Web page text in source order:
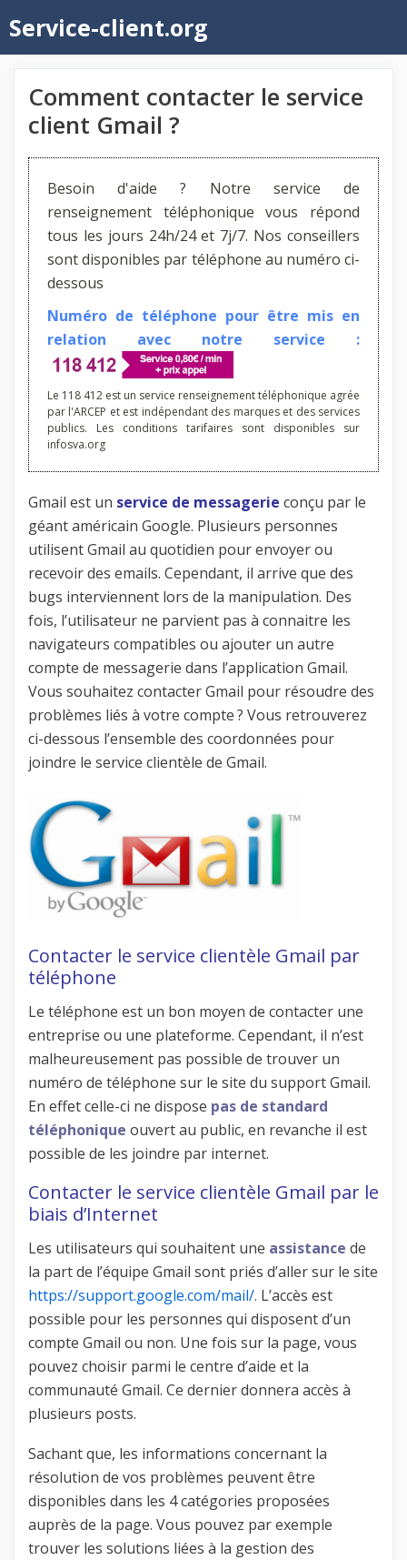
au
contenu
Service-client.org
Comment contacter le service
client Gmail ?
Besoin d'aide ? Notre service de
renseignement téléphonique vous répond
tous les jours 24h/24 et 7j/7. Nos conseillers
sont disponibles par téléphone au numéro ci-
dessous
Numéro de téléphone pour être mis en
relation avec notre service :
Le 118 412 est un service renseignement téléphonique agrée
par l'ARCEP et est indépendant des marques et des services
publics. Les conditions tarifaires sont disponibles sur
infosva.org
Gmail est un service de messagerie conçu par le
géant américain Google. Plusieurs personnes
utilisent Gmail au quotidien pour envoyer ou
recevoir des emails. Cependant, il arrive que des
bugs interviennent lors de la manipulation. Des
fois, l’utilisateur ne parvient pas à connaitre les
navigateurs compatibles ou ajouter un autre
compte de messagerie dans l’application Gmail.
Vous souhaitez contacter Gmail pour résoudre des
problèmes liés à votre compte ? Vous retrouverez
ci-dessous l’ensemble des coordonnées pour
joindre le service clientèle de Gmail.
Contacter le service clientèle Gmail par
téléphone
Le téléphone est un bon moyen de contacter une
entreprise ou une plateforme. Cependant, il n’est
malheureusement pas possible de trouver un
numéro de téléphone sur le site du support Gmail.
En effet celle-ci ne dispose pas de standard
téléphonique ouvert au public, en revanche il est
possible de les joindre par internet.
Contacter le service clientèle Gmail par le
biais d’Internet
Les utilisateurs qui souhaitent une assistance de
la part de l’équipe Gmail sont priés d’aller sur le site
https://support.google.com/mail/. L’accès est
possible pour les personnes qui disposent d’un
compte Gmail ou non. Une fois sur la page, vous
pouvez choisir parmi le centre d’aide et la
communauté Gmail. Ce dernier donnera accès à
plusieurs posts.
Sachant que, les informations concernant la
résolution de vos problèmes peuvent être
disponibles dans les 4 catégories proposées
auprès de la page. Vous pouvez par exemple
trouver les solutions liées à la gestion des